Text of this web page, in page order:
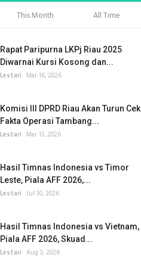
This Month All Time
Rapat Paripurna LKPj Riau 2025
Diwarnai Kursi Kosong dan...
Lestari Mar 16, 2026
Komisi III DPRD Riau Akan Turun Cek
Fakta Operasi Tambang...
Lestari Mar 13, 2026
Hasil Timnas Indonesia vs Timor
Leste, Piala AFF 2026,...
Lestari Jul 30, 2026
Hasil Timnas Indonesia vs Vietnam,
Piala AFF 2026, Skuad...
Lestari Aug 3, 2026